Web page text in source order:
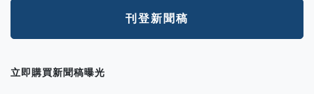
刊登新聞稿
立即購買新聞稿曝光